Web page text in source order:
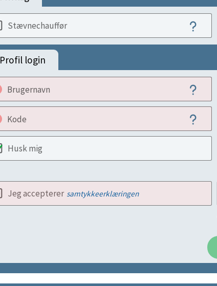
Stævnechauffør
Profil login
Brugernavn
Kode
Husk mig
Jeg accepterer samtykkeerklæringen